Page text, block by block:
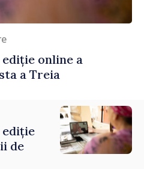
online a
a Treia
ediție
de